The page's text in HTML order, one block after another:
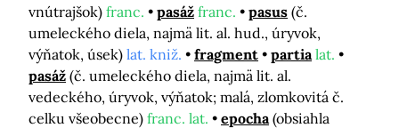
vnútrajšok) franc. pasáž franc. pasus (č.
umeleckého diela, najmä lit. al. hud., úryvok,
výňatok, úsek) lat. kniž. fragment partia lat.
pasáž (č. umeleckého diela, najmä lit. al.
vedeckého, úryvok, výňatok; malá, zlomkovitá č.
celku všeobecne) franc. lat. epocha (obsiahla